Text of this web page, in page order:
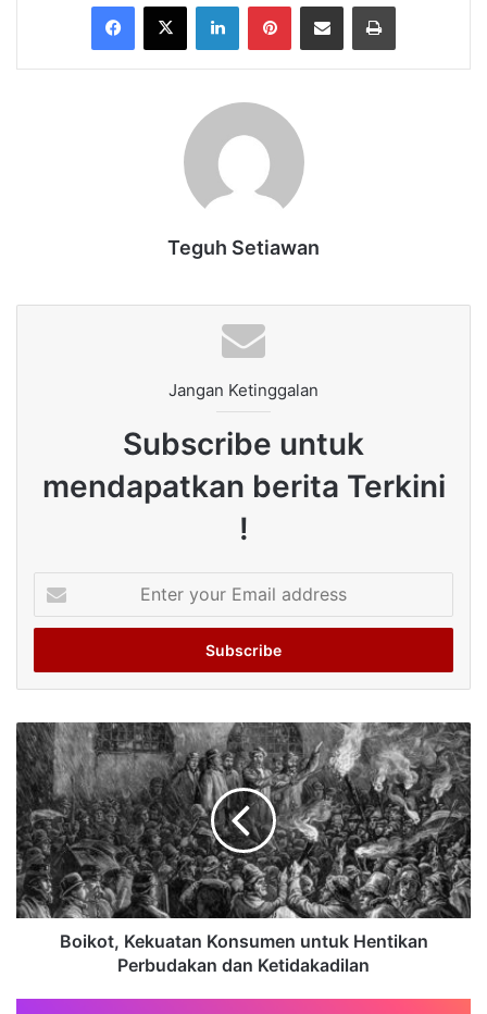
Facebook
X LinkedInPinterestShare via Email Print
Teguh Setiawan
Jangan Ketinggalan
Subscribe untuk
mendapatkan berita Terkini
!
your
Email
Boikot, Kekuatan Konsumen untuk Hentikan
Perbudakan dan Ketidakadilan